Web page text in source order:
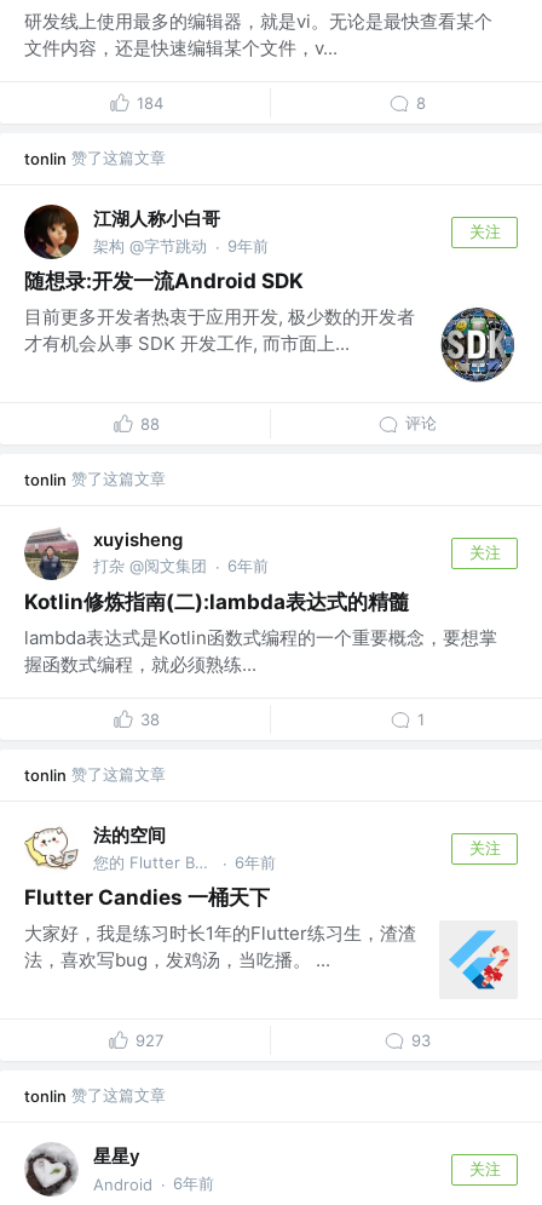
研发线上使用最多的编辑器，就是vi。无论是最快查看某个
文件内容，还是快速编辑某个文件，v...
184 8
tonlin 赞了这篇文章
江湖人称小白哥
架构 @字节跳动 · 9年前
关注
随想录:开发一流Android SDK
目前更多开发者热衷于应用开发, 极少数的开发者
才有机会从事 SDK 开发工作, 而市面上...
88 评论
tonlin 赞了这篇文章
xuyisheng
打杂 @阅文集团 · 6年前
关注
Kotlin修炼指南(二):lambda表达式的精髓
lambda表达式是Kotlin函数式编程的一个重要概念，要想掌
握函数式编程，就必须熟练...
38 1
tonlin 赞了这篇文章
法的空间
您的 Flutter Bug 已创建完毕，请查收 @FlutterCandies QQ群:181398081 · 6年前
关注
Flutter Candies 一桶天下
大家好，我是练习时长1年的Flutter练习生，渣渣
法，喜欢写bug，发鸡汤，当吃播。 ...
927 93
tonlin 赞了这篇文章
星星y
Android · 6年前
关注